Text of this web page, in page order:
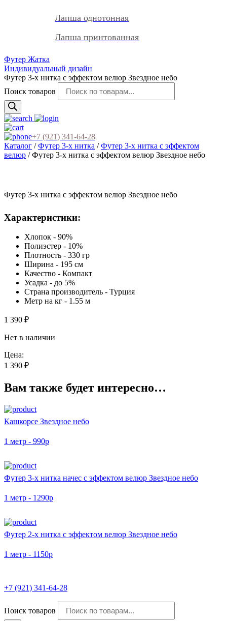
Лапша однотонная
Лапша принтованная
Футер Жатка
Индивидуальный дизайн
Футер 3-х нитка с эффектом велюр Звездное небо
Поиск товаров
+7 (921) 341-64-28
Каталог /Футер 3-х нитка /Футер 3-х нитка с эффектом
велюр / Футер 3-х нитка с эффектом велюр Звездное небо
Футер 3-х нитка с эффектом велюр Звездное небо
Характеристики:
Хлопок - 90%
Полиэстер - 10%
Плотность - 330 гр
Ширина - 195 см
Качество - Компакт
Усадка - до 5%
Страна производитель - Турция
Метр на кг - 1.55 м
1 390 ₽
Нет в наличии
Цена:
1 390 ₽
Вам также будет интересно…
Кашкорсе Звездное небо
1 метр - 990р
Футер 3-х нитка начес с эффектом велюр Звездное небо
1 метр - 1290р
Футер 2-х нитка с эффектом велюр Звездное небо
1 метр - 1150р
+7 (921) 341-64-28
Поиск товаров